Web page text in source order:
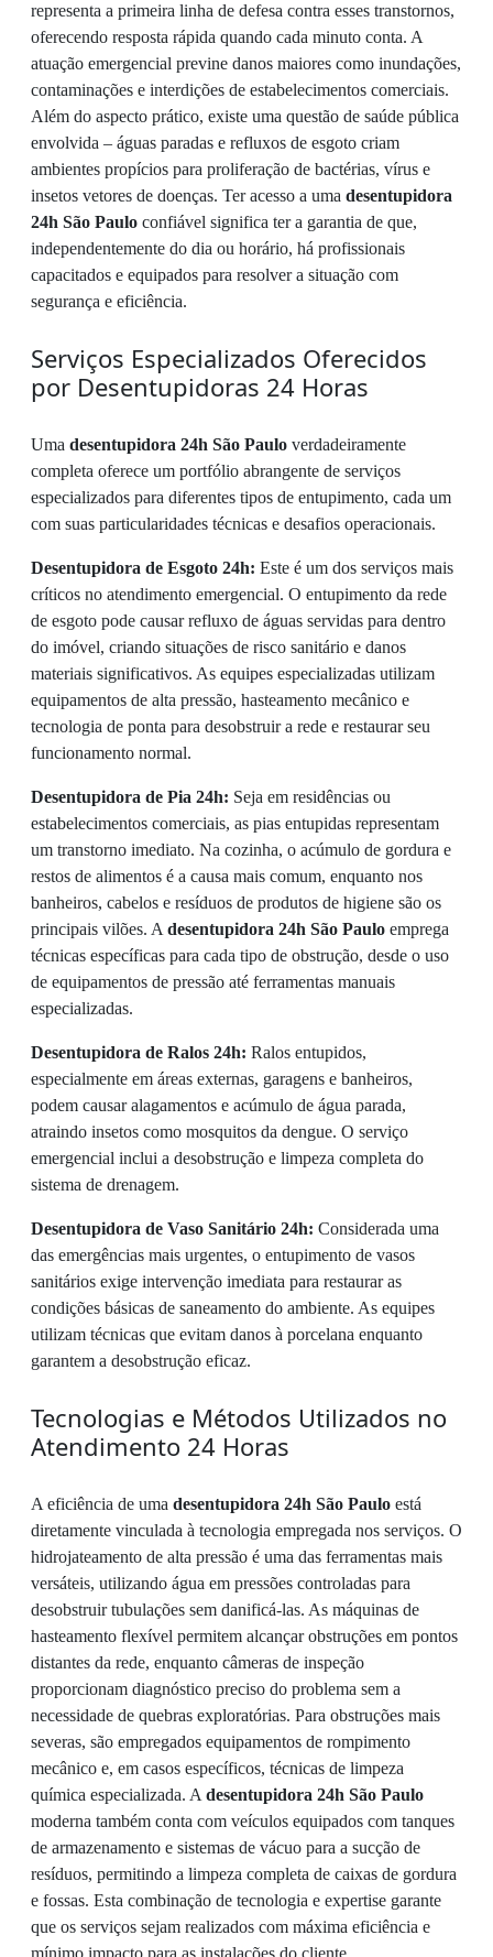
representa a primeira linha de defesa contra esses transtornos,
oferecendo resposta rápida quando cada minuto conta. A
atuação emergencial previne danos maiores como inundações,
contaminações e interdições de estabelecimentos comerciais.
Além do aspecto prático, existe uma questão de saúde pública
envolvida – águas paradas e refluxos de esgoto criam
ambientes propícios para proliferação de bactérias, vírus e
insetos vetores de doenças. Ter acesso a uma desentupidora
24h São Paulo confiável significa ter a garantia de que,
independentemente do dia ou horário, há profissionais
capacitados e equipados para resolver a situação com
segurança e eficiência.
Serviços Especializados Oferecidos
por Desentupidoras 24 Horas
Uma desentupidora 24h São Paulo verdadeiramente
completa oferece um portfólio abrangente de serviços
especializados para diferentes tipos de entupimento, cada um
com suas particularidades técnicas e desafios operacionais.
Desentupidora de Esgoto 24h: Este é um dos serviços mais
críticos no atendimento emergencial. O entupimento da rede
de esgoto pode causar refluxo de águas servidas para dentro
do imóvel, criando situações de risco sanitário e danos
materiais significativos. As equipes especializadas utilizam
equipamentos de alta pressão, hasteamento mecânico e
tecnologia de ponta para desobstruir a rede e restaurar seu
funcionamento normal.
Desentupidora de Pia 24h: Seja em residências ou
estabelecimentos comerciais, as pias entupidas representam
um transtorno imediato. Na cozinha, o acúmulo de gordura e
restos de alimentos é a causa mais comum, enquanto nos
banheiros, cabelos e resíduos de produtos de higiene são os
principais vilões. A desentupidora 24h São Paulo emprega
técnicas específicas para cada tipo de obstrução, desde o uso
de equipamentos de pressão até ferramentas manuais
especializadas.
Desentupidora de Ralos 24h: Ralos entupidos,
especialmente em áreas externas, garagens e banheiros,
podem causar alagamentos e acúmulo de água parada,
atraindo insetos como mosquitos da dengue. O serviço
emergencial inclui a desobstrução e limpeza completa do
sistema de drenagem.
Desentupidora de Vaso Sanitário 24h: Considerada uma
das emergências mais urgentes, o entupimento de vasos
sanitários exige intervenção imediata para restaurar as
condições básicas de saneamento do ambiente. As equipes
utilizam técnicas que evitam danos à porcelana enquanto
garantem a desobstrução eficaz.
Tecnologias e Métodos Utilizados no
Atendimento 24 Horas
A eficiência de uma desentupidora 24h São Paulo está
diretamente vinculada à tecnologia empregada nos serviços. O
hidrojateamento de alta pressão é uma das ferramentas mais
versáteis, utilizando água em pressões controladas para
desobstruir tubulações sem danificá-las. As máquinas de
hasteamento flexível permitem alcançar obstruções em pontos
distantes da rede, enquanto câmeras de inspeção
proporcionam diagnóstico preciso do problema sem a
necessidade de quebras exploratórias. Para obstruções mais
severas, são empregados equipamentos de rompimento
mecânico e, em casos específicos, técnicas de limpeza
química especializada. A desentupidora 24h São Paulo
moderna também conta com veículos equipados com tanques
de armazenamento e sistemas de vácuo para a sucção de
resíduos, permitindo a limpeza completa de caixas de gordura
e fossas. Esta combinação de tecnologia e expertise garante
que os serviços sejam realizados com máxima eficiência e
mínimo impacto para as instalações do cliente.